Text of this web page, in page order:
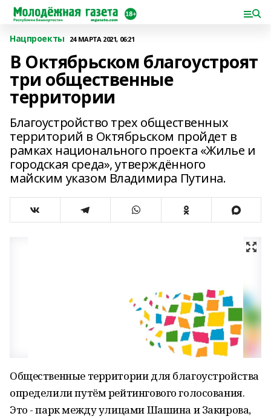
Нацпроекты 24 МАРТА 2021, 06:21
В Октябрьском благоустроят
три общественные
территории
Благоустройство трех общественных
территорий в Октябрьском пройдет в
рамках национального проекта «Жилье и
городская среда», утверждённого
майским указом Владимира Путина.
Общественные территории для благоустройства
определили путём рейтингового голосования.
Это - парк между улицами Шашина и Закирова,